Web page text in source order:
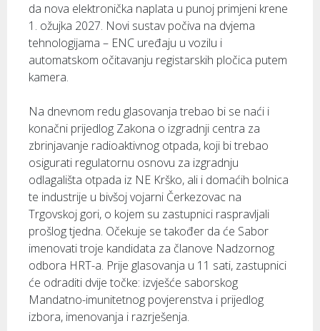
da nova elektronička naplata u punoj primjeni krene
1. ožujka 2027. Novi sustav počiva na dvjema
tehnologijama – ENC uređaju u vozilu i
automatskom očitavanju registarskih pločica putem
kamera.
Na dnevnom redu glasovanja trebao bi se naći i
konačni prijedlog Zakona o izgradnji centra za
zbrinjavanje radioaktivnog otpada, koji bi trebao
osigurati regulatornu osnovu za izgradnju
odlagališta otpada iz NE Krško, ali i domaćih bolnica
te industrije u bivšoj vojarni Čerkezovac na
Trgovskoj gori, o kojem su zastupnici raspravljali
prošlog tjedna. Očekuje se također da će Sabor
imenovati troje kandidata za članove Nadzornog
odbora HRT-a. Prije glasovanja u 11 sati, zastupnici
će odraditi dvije točke: izvješće saborskog
Mandatno-imunitetnog povjerenstva i prijedlog
izbora, imenovanja i razrješenja.